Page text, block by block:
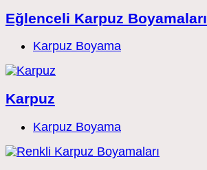
Eğlenceli Karpuz Boyamaları
Post
Karpuz Boyama
Karpuz
Post
category:
Karpuz Boyama